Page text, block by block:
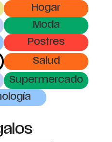
Hogar
Moda
Postres
Salud
Supermercado